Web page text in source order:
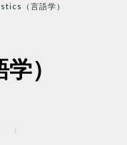
（言語学）
）